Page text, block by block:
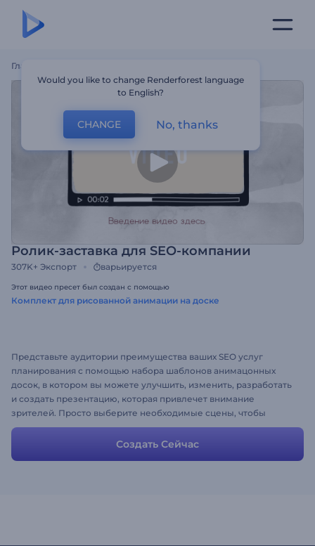
Главная
Ролик-заставка для SEO-компании
307K+ Экспорт варьируется
Этот видео пресет был создан с помощью
Комплект для рисованной анимации на доске
Представьте аудитории преимущества ваших SEO услуг
планирования с помощью набора шаблонов анимацонных
досок, в котором вы можете улучшить, изменить, разработать
и создать презентацию, которая привлечет внимание
зрителей. Просто выберите необходимые сцены, чтобы
выделить уникальную миссию, цели и деятельность вашей
Создать Сейчас
Would you like to change Renderforest language
to English?
CHANGE No, thanks